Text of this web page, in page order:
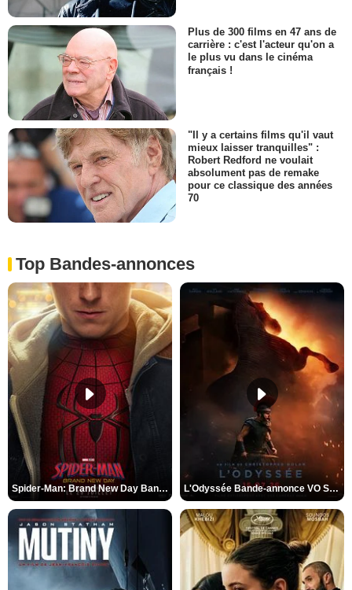
Plus de 300 films en 47 ans de
carrière : c'est l'acteur qu'on a
le plus vu dans le cinéma
français !
"Il y a certains films qu'il vaut
mieux laisser tranquilles" :
Robert Redford ne voulait
absolument pas de remake
pour ce classique des années
70
Top Bandes-annonces
Spider-Man: Brand New Day Bande-annonce VO STFR L'Odyssée Bande-annonce VO STFR